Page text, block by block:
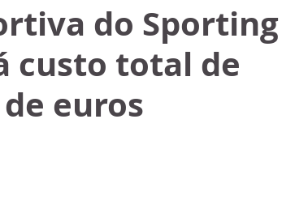
do Sporting
custo total de
euros